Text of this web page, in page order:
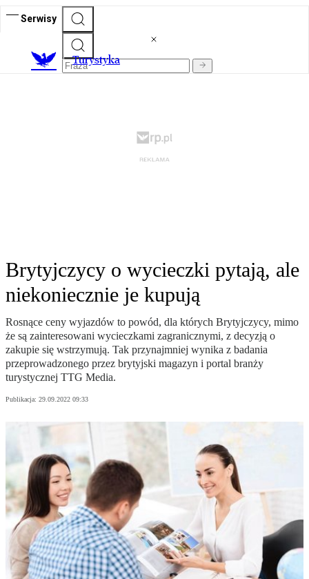
Serwisy
Turystyka
Brytyjczycy o wycieczki pytają, ale
niekoniecznie je kupują
Rosnące ceny wyjazdów to powód, dla których Brytyjczycy, mimo
że są zainteresowani wycieczkami zagranicznymi, z decyzją o
zakupie się wstrzymują. Tak przynajmniej wynika z badania
przeprowadzonego przez brytyjski magazyn i portal branży
turystycznej TTG Media.
Publikacja: 29.09.2022 09:33